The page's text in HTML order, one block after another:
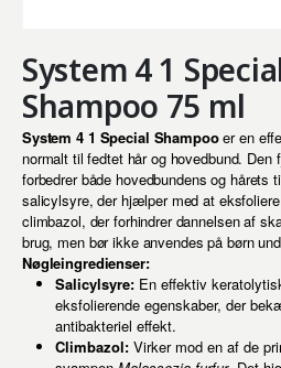
System 4 1
Shampoo 75 ml
System 4 1 Special Shampooer en
normalt til fedtet hår og hovedbund.
forbedrer både hovedbundens og hårets
salicylsyre, der hjælper med at
climbazol, der forhindrer dannelsen af
brug, men bør ikke anvendes på børn
Nøgleingredienser:
Salicylsyre:En effektiv
eksfolierende egenskaber, der
antibakteriel effekt.
Climbazol:Virker mod en af de